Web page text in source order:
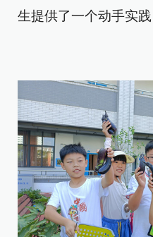
生提供了一个动手实践